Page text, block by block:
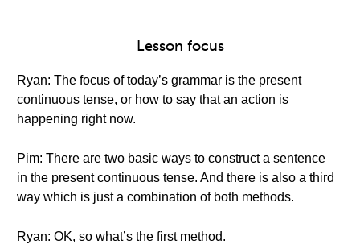
Lesson focus
Ryan: The focus of today’s grammar is the present
continuous tense, or how to say that an action is
happening right now.
Pim: There are two basic ways to construct a sentence
in the present continuous tense. And there is also a third
way which is just a combination of both methods.
Ryan: OK, so what’s the first method.